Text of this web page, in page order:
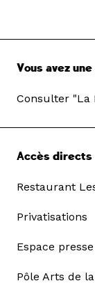
Vous avez
Consulter "La
Accès directs
Restaurant
Privatisations
Espace presse
Pôle Arts de